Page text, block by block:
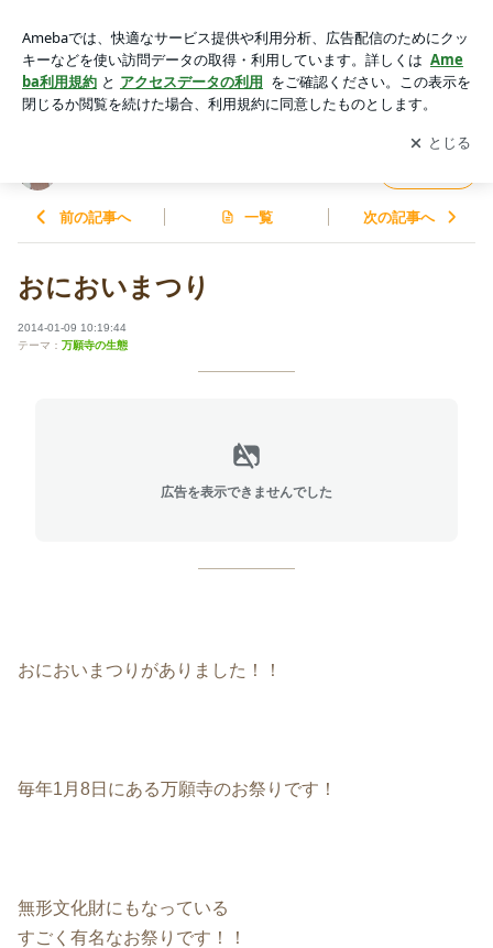
アプリをダウンロードして ブログの更新通知
を受け取りまし
ょう。
開く
前の記事へ 一覧 次の記事へ
おにおいまつり
2014-01-09 10:19:44
テーマ： 万願寺の生態
広告を表示できませんでした
おにおいまつりがありました！！
毎年1月8日にある万願寺のお祭りです！
無形文化財にもなっている
すごく有名なお祭りです！！